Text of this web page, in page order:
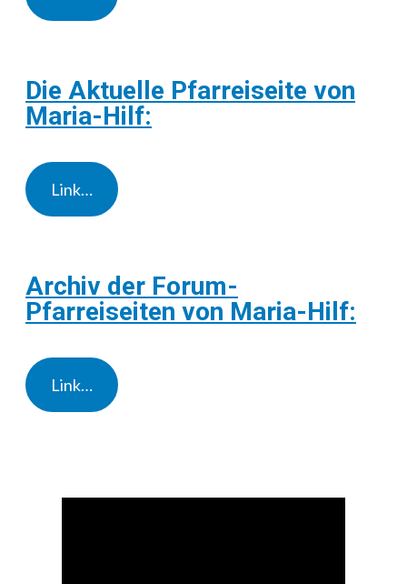
Die Aktuelle Pfarreiseite von
Maria-Hilf:
Link…
Archiv der Forum-
Pfarreiseiten von Maria-Hilf:
Link…